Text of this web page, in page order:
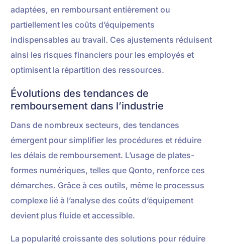
adaptées, en remboursant entièrement ou
partiellement les coûts d’équipements
indispensables au travail. Ces ajustements réduisent
ainsi les risques financiers pour les employés et
optimisent la répartition des ressources.
Évolutions des tendances de
remboursement dans l’industrie
Dans de nombreux secteurs, des tendances
émergent pour simplifier les procédures et réduire
les délais de remboursement. L’usage de plates-
formes numériques, telles que Qonto, renforce ces
démarches. Grâce à ces outils, même le processus
complexe lié à l’analyse des coûts d’équipement
devient plus fluide et accessible.
La popularité croissante des solutions pour réduire